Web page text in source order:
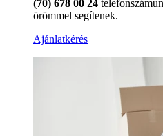
(70) 678 00 24
örömmel segítenek.
Ajánlatkérés